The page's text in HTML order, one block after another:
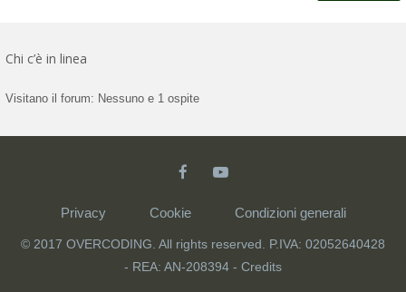
Chi c’è in linea
Visitano il forum: Nessuno e 1 ospite
Privacy Cookie Condizioni generali
© 2017 OVERCODING. All rights reserved. P.IVA: 02052640428
- REA: AN-208394 - Credits